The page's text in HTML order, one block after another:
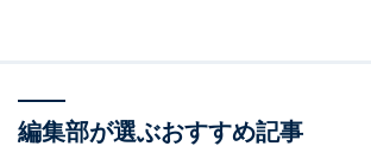
編集部が選ぶおすすめ記事